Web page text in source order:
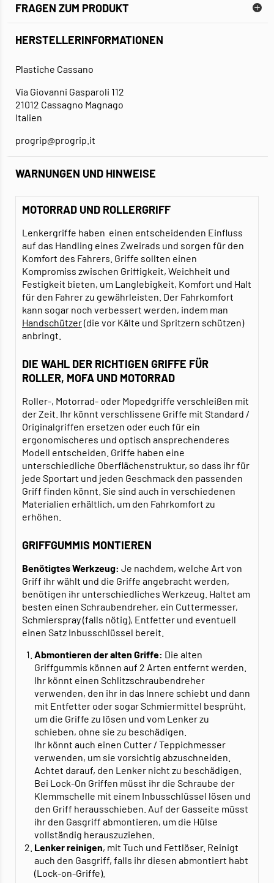
FRAGEN ZUM PRODUKT
HERSTELLERINFORMATIONEN
Plastiche Cassano
Via Giovanni Gasparoli 112
21012 Cassagno Magnago
Italien
progrip@progrip.it
WARNUNGEN UND HINWEISE
MOTORRAD UND ROLLERGRIFF
Lenkergriffe haben einen entscheidenden Einfluss
auf das Handling eines Zweirads und sorgen für den
Komfort des Fahrers. Griffe sollten einen
Kompromiss zwischen Griffigkeit, Weichheit und
Festigkeit bieten, um Langlebigkeit, Komfort und Halt
für den Fahrer zu gewährleisten. Der Fahrkomfort
kann sogar noch verbessert werden, indem man
Handschützer(die vor Kälte und Spritzern schützen)
anbringt.
DIE WAHL DER RICHTIGEN GRIFFE FÜR
ROLLER, MOFA UND MOTORRAD
Roller-, Motorrad- oder Mopedgriffe verschleißen mit
der Zeit. Ihr könnt verschlissene Griffe mit Standard /
Originalgriffen ersetzen oder euch für ein
ergonomischeres und optisch ansprechenderes
Modell entscheiden. Griffe haben eine
unterschiedliche Oberflächenstruktur, so dass ihr für
jede Sportart und jeden Geschmack den passenden
Griff finden könnt. Sie sind auch in verschiedenen
Materialien erhältlich, um den Fahrkomfort zu
erhöhen.
GRIFFGUMMIS MONTIEREN
Benötigtes Werkzeug: Je nachdem, welche Art von
Griff ihr wählt und die Griffe angebracht werden,
benötigen ihr unterschiedliches Werkzeug. Haltet am
besten einen Schraubendreher, ein Cuttermesser,
Schmierspray (falls nötig), Entfetter und eventuell
einen Satz Inbusschlüssel bereit.
Abmontieren der alten Griffe: Die alten
Griffgummis können auf 2 Arten entfernt werden.
Ihr könnt einen Schlitzschraubendreher
verwenden, den ihr in das Innere schiebt und dann
mit Entfetter oder sogar Schmiermittel besprüht,
um die Griffe zu lösen und vom Lenker zu
schieben, ohne sie zu beschädigen.
Ihr könnt auch einen Cutter / Teppichmesser
verwenden, um sie vorsichtig abzuschneiden.
Achtet darauf, den Lenker nicht zu beschädigen.
Bei Lock-On Griffen müsst ihr die Schraube der
Klemmschelle mit einem Inbusschlüssel lösen und
den Griff herausschieben. Auf der Gasseite müsst
ihr den Gasgriff abmontieren, um die Hülse
vollständig herauszuziehen.
Lenker reinigen, mit Tuch und Fettlöser. Reinigt
auch den Gasgriff, falls ihr diesen abmontiert habt
(Lock-on-Griffe).